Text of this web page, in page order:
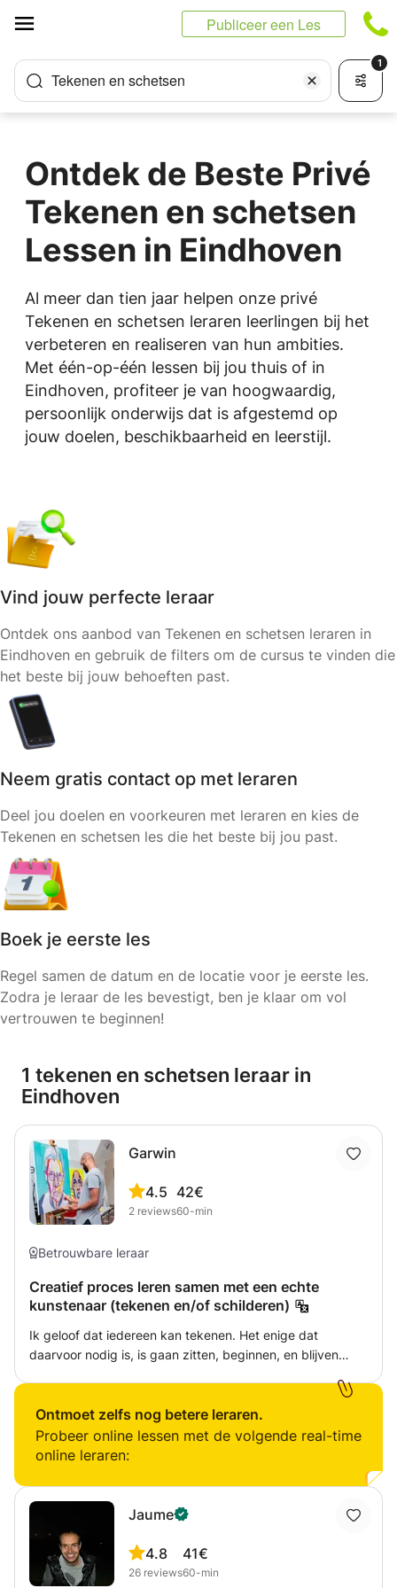
Publiceer een Les
Tekenen en schetsen
1
Ontdek de Beste Privé
Tekenen en schetsen
Lessen in Eindhoven
Al meer dan tien jaar helpen onze privé
Tekenen en schetsen leraren leerlingen bij het
verbeteren en realiseren van hun ambities.
Met één-op-één lessen bij jou thuis of in
Eindhoven, profiteer je van hoogwaardig,
persoonlijk onderwijs dat is afgestemd op
jouw doelen, beschikbaarheid en leerstijl.
Vind jouw perfecte leraar
Ontdek ons aanbod van Tekenen en schetsen leraren in
Eindhoven en gebruik de filters om de cursus te vinden die
het beste bij jouw behoeften past.
Neem gratis contact op met leraren
Deel jou doelen en voorkeuren met leraren en kies de
Tekenen en schetsen les die het beste bij jou past.
Boek je eerste les
Regel samen de datum en de locatie voor je eerste les.
Zodra je leraar de les bevestigt, ben je klaar om vol
vertrouwen te beginnen!
1 tekenen en schetsen leraar in
Eindhoven
Garwin
4.5
2 reviews
42€
60-min
Betrouwbare leraar
Creatief proces leren samen met een echte
kunstenaar (tekenen en/of schilderen)
Ik geloof dat iedereen kan tekenen. Het enige dat
daarvoor nodig is, is gaan zitten, beginnen, en blijven
gezichten/portretten te tekenen en daarom word ik erg
enthousiast van het overbrengen van mijn creatieve
proces aan anderen, zodat zij ook zelf aan de slag
kunnen gaan met hetgeen zij willen creëren. Mijn kunst
ontwikkeld. Na opleidingen van drie verschillende
kunstacademies, waaronder Willem de Kooning in
Rotterdam, ben ik nu inmiddels 10 jaar fulltime werkzaam
als kunstenaar. Ik maak mijn werken met acrylverf, maar
teken en schets daarnaast nog steeds veel op papier. Mijn
Ontmoet zelfs nog betere leraren.
Probeer online lessen met de volgende real-time
online leraren:
Jaume
4.8
26 reviews
41€
60-min